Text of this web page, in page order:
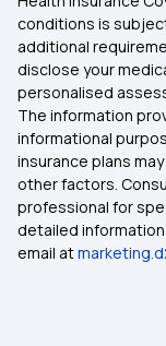
conditions is
additional
disclose your
personalised
The information
informational
insurance plans
other factors.
professional for
detailed
email at